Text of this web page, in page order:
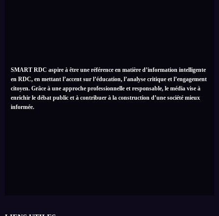
SMART RDC aspire à être une référence en matière d’information intelligente
en RDC, en mettant l’accent sur l’éducation, l’analyse critique et l’engagement
citoyen. Grâce à une approche professionnelle et responsable, le média vise à
enrichir le débat public et à contribuer à la construction d’une société mieux
informée.